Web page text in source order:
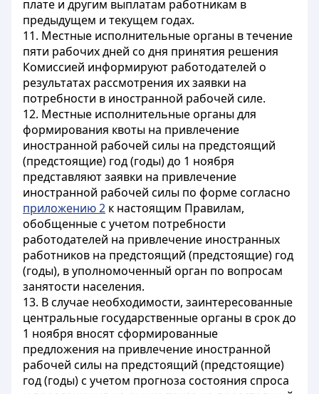
плате и другим выплатам работникам в
предыдущем и текущем годах.
11. Местные исполнительные органы в течение
пяти рабочих дней со дня принятия решения
Комиссией информируют работодателей о
результатах рассмотрения их заявки на
потребности в иностранной рабочей силе.
12. Местные исполнительные органы для
формирования квоты на привлечение
иностранной рабочей силы на предстоящий
(предстоящие) год (годы) до 1 ноября
представляют заявки на привлечение
иностранной рабочей силы по форме согласно
приложению 2 к настоящим Правилам,
обобщенные с учетом потребности
работодателей на привлечение иностранных
работников на предстоящий (предстоящие) год
(годы), в уполномоченный орган по вопросам
занятости населения.
13. В случае необходимости, заинтересованные
центральные государственные органы в срок до
1 ноября вносят сформированные
предложения на привлечение иностранной
рабочей силы на предстоящий (предстоящие)
год (годы) с учетом прогноза состояния спроса